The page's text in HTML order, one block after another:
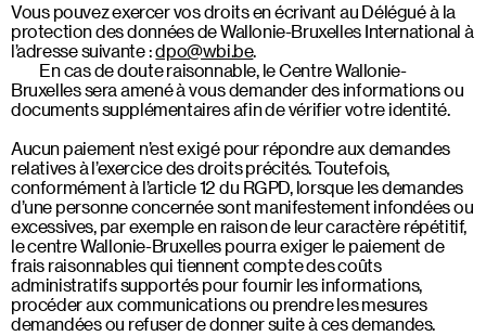
Vous pouvez exercer vos droits en écrivant au Délégué à la
protection des données de Wallonie-Bruxelles International à
l’adresse suivante :dpo@wbi.be.
En cas de doute raisonnable, le Centre Wallonie-
Bruxelles sera amené à vous demander des informations ou
documents supplémentaires afin de vérifier votre identité.
Aucun paiement n’est exigé pour répondre aux demandes
relatives à l’exercice des droits précités. Toutefois,
conformément à l’article 12 du RGPD, lorsque les demandes
d’une personne concernée sont manifestement infondées ou
excessives, par exemple en raison de leur caractère répétitif,
le centre Wallonie-Bruxelles pourra exiger le paiement de
frais raisonnables qui tiennent compte des coûts
administratifs supportés pour fournir les informations,
procéder aux communications ou prendre les mesures
demandées ou refuser de donner suite à ces demandes.